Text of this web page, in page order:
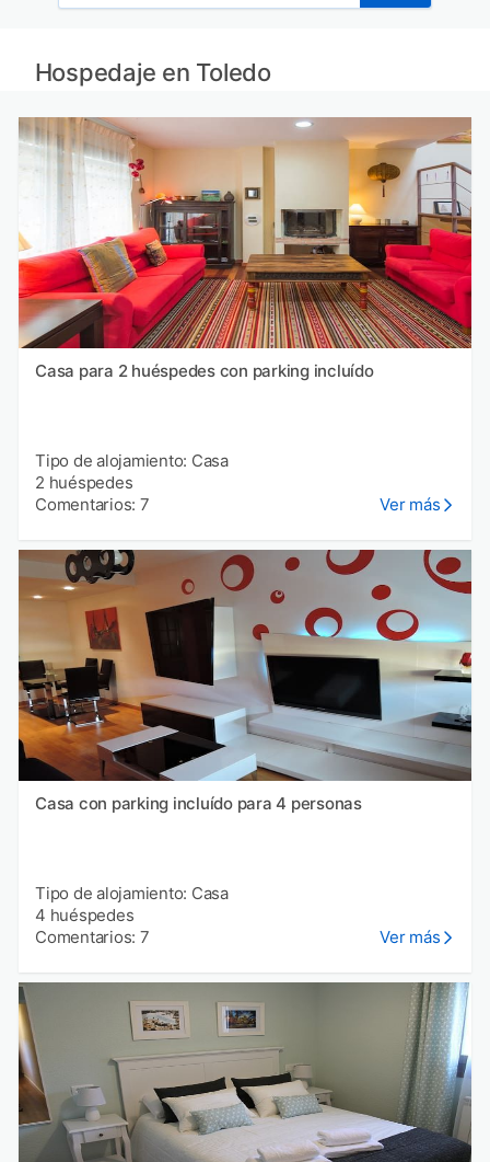
Hospedaje en Toledo
Casa para 2 huéspedes con parking incluído
Tipo de alojamiento: Casa
2 huéspedes
Comentarios: 7
Ver más
Casa con parking incluído para 4 personas
Tipo de alojamiento: Casa
4 huéspedes
Comentarios: 7
Ver más